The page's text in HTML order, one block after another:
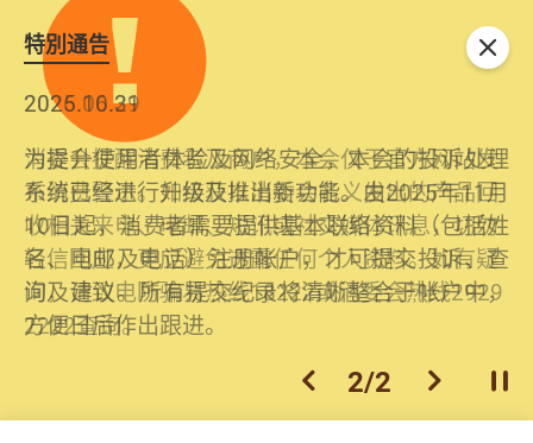
特別通告
2026.06.29
消委会提醒消费者及商户，本会仅于官方网站发
布消费警示。如接获以消委会名义发出的产品回
收相关来电、电邮、短讯或社交媒体讯息，切勿
轻信回应，更应避免透露任何个人资料。如有疑
问，请致电防骗易热线18222或消委会热线2929
2222查询。
2025.10.31
为提升使用者体验及网络安全，本会的投诉处理
系统已经进行升级及推出新功能。由2025年11月
10日起，消费者需要提供基本联络资料（包括姓
名、电邮及电话）注册帐户，才可提交投诉、查
询及建议。所有提交纪录将清晰整合于帐户中，
方便日后作出跟进。
上一个
2/2 下一个开
关闭